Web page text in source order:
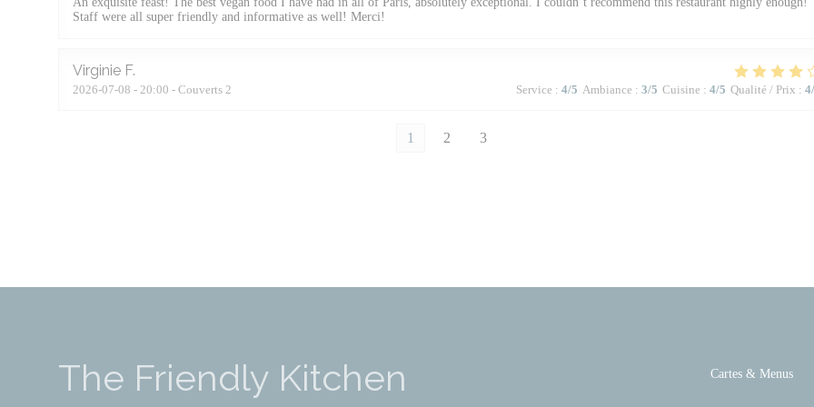
Staff were all super friendly and informative as well! Merci!
Virginie F
2026-07-08 - 20:00 - Couverts 2 Service : 4/5 Ambiance : 3/5 Cuisine : 4/5 Qualité / Prix : 4
1 2 3
The Friendly Kitchen Cartes & Menus